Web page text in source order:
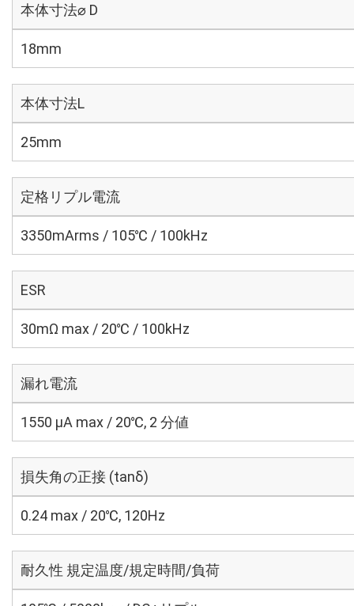
本体寸法⌀ D
18mm
本体寸法L
25mm
定格リプル電流
3350mArms / 105℃ / 100kHz
ESR
30mΩ max / 20℃ / 100kHz
漏れ電流
1550 μA max / 20℃, 2 分値
損失角の正接 (tanδ)
0.24 max / 20℃, 120Hz
耐久性 規定温度/規定時間/負荷